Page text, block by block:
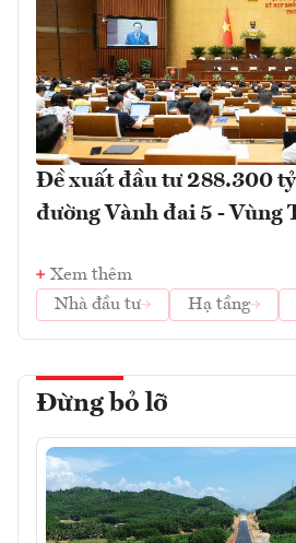
Đề xuất đầu tư 288.300
đường Vành đai 5 - Vùng
Xem thêm
Nhà đầu tư
Hạ tầng
Đừng bỏ lỡ